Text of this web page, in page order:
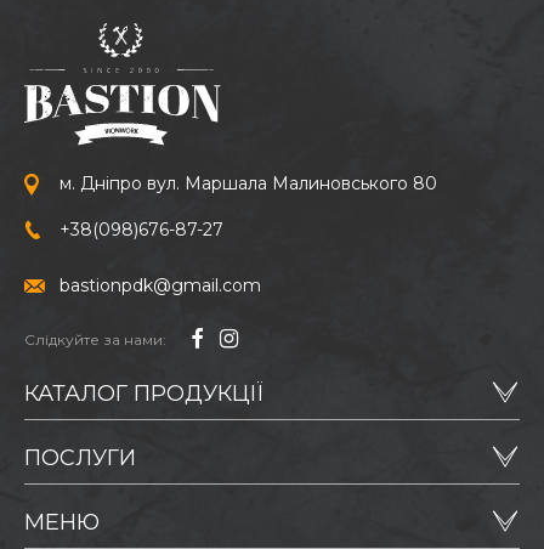
м. Дніпро вул. Маршала Малиновського 80
+38(098)676-87-27
bastionpdk@gmail.com
Слідкуйте за нами:
КАТАЛОГ ПРОДУКЦІЇ
ПОСЛУГИ
МЕНЮ